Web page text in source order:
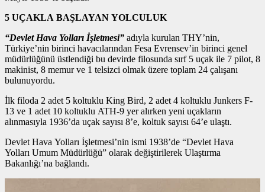
5 UÇAKLA BAŞLAYAN YOLCULUK
“Devlet Hava Yolları İşletmesi” adıyla kurulan THY’nin,
Türkiye’nin birinci havacılarından Fesa Evrensev’in birinci genel
müdürlüğünü üstlendiği bu devirde filosunda sırf 5 uçak ile 7 pilot, 8
makinist, 8 memur ve 1 telsizci olmak üzere toplam 24 çalışanı
bulunuyordu.
İlk filoda 2 adet 5 koltuklu King Bird, 2 adet 4 koltuklu Junkers F-
13 ve 1 adet 10 koltuklu ATH-9 yer alırken yeni uçakların
alınmasıyla 1936’da uçak sayısı 8’e, koltuk sayısı 64’e ulaştı.
Devlet Hava Yolları İşletmesi’nin ismi 1938’de “Devlet Hava
Yolları Umum Müdürlüğü” olarak değiştirilerek Ulaştırma
Bakanlığı’na bağlandı.